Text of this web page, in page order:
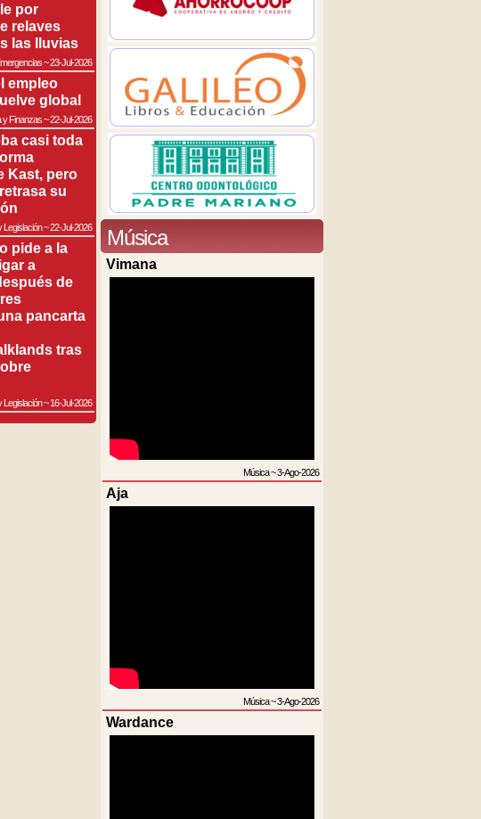
por
relaves
las lluvias
~23-Jul-2026
empleo
global
y Finanzas~22-Jul-2026
casi toda
Kast, pero
su
Legislación~22-Jul-2026
pide a la
a
de
pancarta
tras
Legislación~16-Jul-2026
Música
Vimana
Música~3-Ago-2026
Aja
Música~3-Ago-2026
Wardance